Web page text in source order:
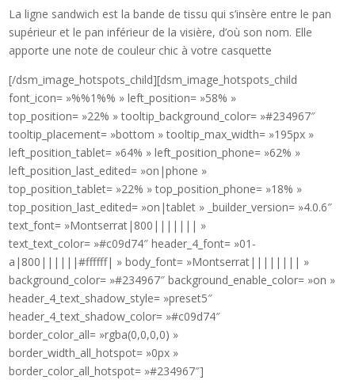
La ligne sandwich est la bande de tissu qui s’insère entre le pan
supérieur et le pan inférieur de la visière, d’où son nom. Elle
apporte une note de couleur chic à votre casquette
[/dsm_image_hotspots_child][dsm_image_hotspots_child
font_icon= »%%1%% » left_position= »58% »
top_position= »22% » tooltip_background_color= »#234967″
tooltip_placement= »bottom » tooltip_max_width= »195px »
left_position_tablet= »64% » left_position_phone= »62% »
left_position_last_edited= »on|phone »
top_position_tablet= »22% » top_position_phone= »18% »
top_position_last_edited= »on|tablet » _builder_version= »4.0.6″
text_font= »Montserrat|800||||||| »
text_text_color= »#c09d74″ header_4_font= »01-
a|800||||||#ffffff| » body_font= »Montserrat|||||||| »
background_color= »#234967″ background_enable_color= »on »
header_4_text_shadow_style= »preset5″
header_4_text_shadow_color= »#c09d74″
border_color_all= »rgba(0,0,0,0) »
border_width_all_hotspot= »0px »
border_color_all_hotspot= »#234967″]